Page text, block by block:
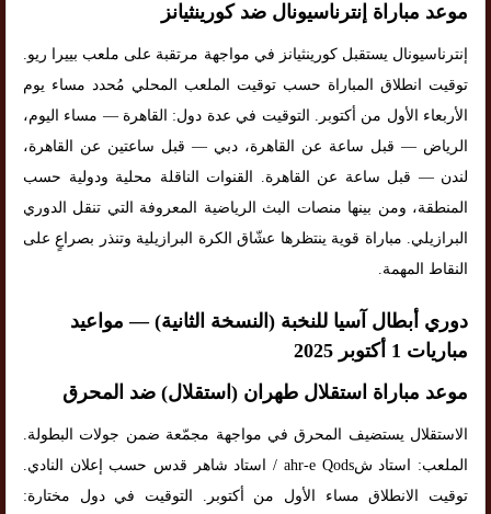
موعد مباراة إنترناسيونال ضد كورينثيانز
إنترناسيونال يستقبل كورينثيانز في مواجهة مرتقبة على ملعب بييرا ريو.
توقيت انطلاق المباراة حسب توقيت الملعب المحلي مُحدد مساء يوم
الأربعاء الأول من أكتوبر. التوقيت في عدة دول: القاهرة — مساء اليوم،
الرياض — قبل ساعة عن القاهرة، دبي — قبل ساعتين عن القاهرة،
لندن — قبل ساعة عن القاهرة. القنوات الناقلة محلية ودولية حسب
المنطقة، ومن بينها منصات البث الرياضية المعروفة التي تنقل الدوري
البرازيلي. مباراة قوية ينتظرها عشّاق الكرة البرازيلية وتنذر بصراعٍ على
النقاط المهمة.
دوري أبطال آسيا للنخبة (النسخة الثانية) — مواعيد
مباريات 1 أكتوبر 2025
موعد مباراة استقلال طهران (استقلال) ضد المحرق
الاستقلال يستضيف المحرق في مواجهة مجمّعة ضمن جولات البطولة.
الملعب: استاد شahr-e Qods / استاد شاهر قدس حسب إعلان النادي.
توقيت الانطلاق مساء الأول من أكتوبر. التوقيت في دول مختارة: